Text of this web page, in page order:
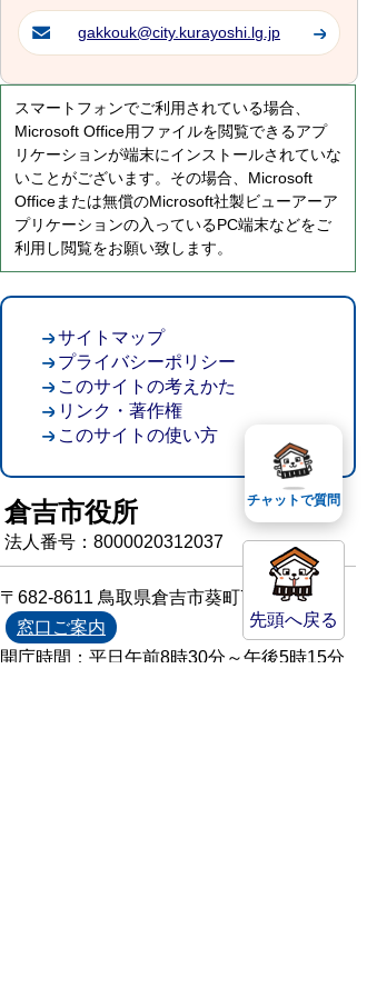
gakkouk@city.kurayoshi.lg.jp
スマートフォンでご利用されている場合、
Microsoft Office用ファイルを閲覧できるアプ
リケーションが端末にインストールされていな
いことがございます。その場合、Microsoft
Officeまたは無償のMicrosoft社製ビューアーア
プリケーションの入っているPC端末などをご
利用し閲覧をお願い致します。
先頭へ戻る
サイトマップ
プライバシーポリシー
このサイトの考えかた
リンク・著作権
このサイトの使い方
倉吉市役所
法人番号：8000020312037
〒682-8611 鳥取県倉吉市葵町722
窓口ご案内
開庁時間：平日午前8時30分～午後5時15分
チャットで質問